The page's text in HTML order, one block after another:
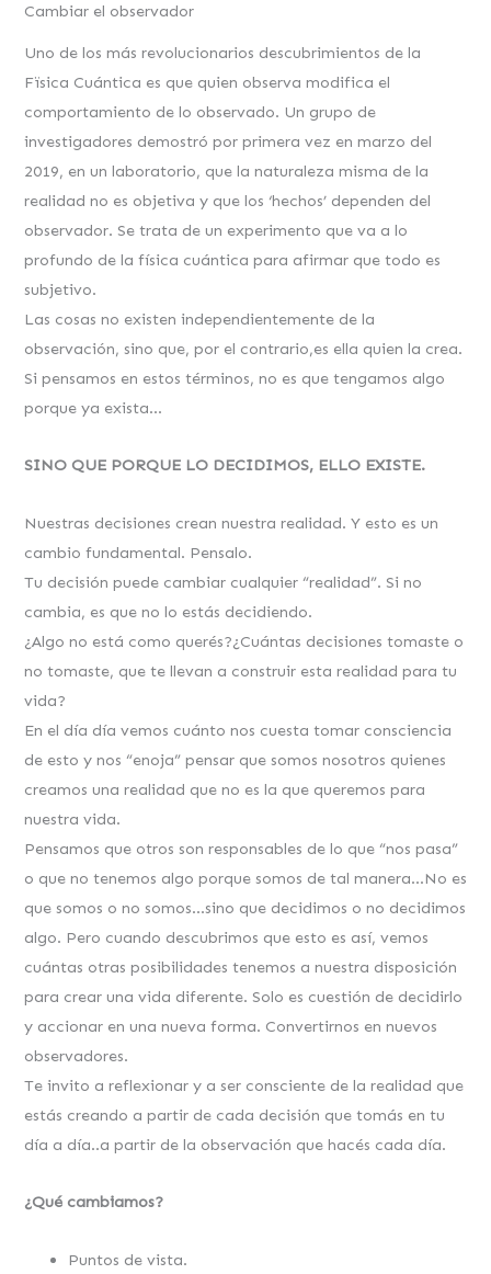
Cambiar el observador
Uno de los más revolucionarios descubrimientos de la
Fïsica Cuántica es que quien observa modifica el
comportamiento de lo observado. Un grupo de
investigadores demostró por primera vez en marzo del
2019, en un laboratorio, que la naturaleza misma de la
realidad no es objetiva y que los ‘hechos’ dependen del
observador. Se trata de un experimento que va a lo
profundo de la física cuántica para afirmar que todo es
subjetivo.
Las cosas no existen independientemente de la
observación, sino que, por el contrario,es ella quien la crea.
Si pensamos en estos términos, no es que tengamos algo
porque ya exista…
SINO QUE PORQUE LO DECIDIMOS, ELLO EXISTE.
Nuestras decisiones crean nuestra realidad. Y esto es un
cambio fundamental. Pensalo.
Tu decisión puede cambiar cualquier “realidad”. Si no
cambia, es que no lo estás decidiendo.
¿Algo no está como querés?¿Cuántas decisiones tomaste o
no tomaste, que te llevan a construir esta realidad para tu
vida?
En el día día vemos cuánto nos cuesta tomar consciencia
de esto y nos “enoja” pensar que somos nosotros quienes
creamos una realidad que no es la que queremos para
nuestra vida.
Pensamos que otros son responsables de lo que “nos pasa”
o que no tenemos algo porque somos de tal manera…No es
que somos o no somos…sino que decidimos o no decidimos
algo. Pero cuando descubrimos que esto es así, vemos
cuántas otras posibilidades tenemos a nuestra disposición
para crear una vida diferente. Solo es cuestión de decidirlo
y accionar en una nueva forma. Convertirnos en nuevos
observadores.
Te invito a reflexionar y a ser consciente de la realidad que
estás creando a partir de cada decisión que tomás en tu
día a día..a partir de la observación que hacés cada día.
¿Qué cambiamos?
Puntos de vista.